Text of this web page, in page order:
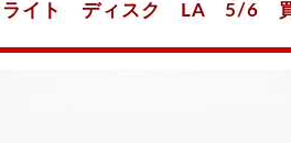
ライト ディスク LA 5/6 買